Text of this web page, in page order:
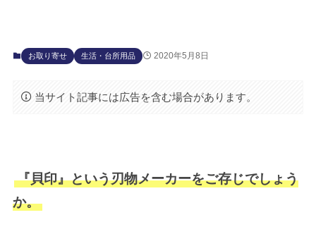
お取り寄せ 生活・台所用品 2020年5月8日
当サイト記事には広告を含む場合があります。
『貝印』という刃物メーカーをご存じでしょう
か。